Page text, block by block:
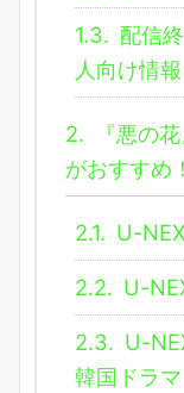
1.3. 配信
人向け情報
2.
『悪の
がおすすめ！
2.1. U-
2.2. U-
2.3. U-
韓国ドラマ